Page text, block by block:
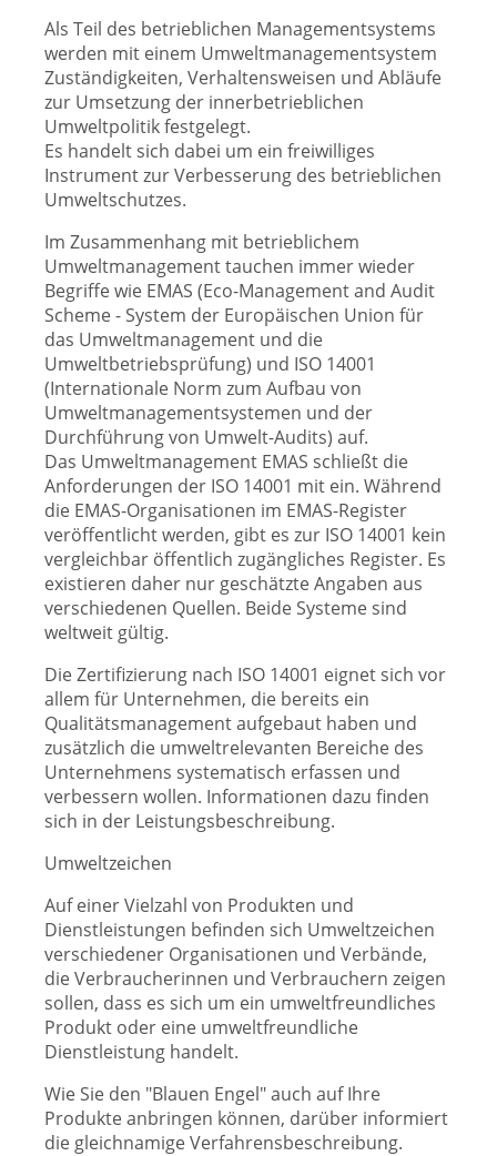
Als Teil des betrieblichen Managementsystems
werden mit einem Umweltmanagementsystem
Zuständigkeiten, Verhaltensweisen und Abläufe
zur Umsetzung der innerbetrieblichen
Umweltpolitik festgelegt.
Es handelt sich dabei um ein freiwilliges
Instrument zur Verbesserung des betrieblichen
Umweltschutzes.
Im Zusammenhang mit betrieblichem
Umweltmanagement tauchen immer wieder
Begriffe wie EMAS (Eco-Management and Audit
Scheme - System der Europäischen Union für
das Umweltmanagement und die
Umweltbetriebsprüfung) und ISO 14001
(Internationale Norm zum Aufbau von
Umweltmanagementsystemen und der
Durchführung von Umwelt-Audits) auf.
Das Umweltmanagement EMAS schließt die
Anforderungen der ISO 14001 mit ein. Während
die EMAS-Organisationen im EMAS-Register
veröffentlicht werden, gibt es zur ISO 14001 kein
vergleichbar öffentlich zugängliches Register. Es
existieren daher nur geschätzte Angaben aus
verschiedenen Quellen. Beide Systeme sind
weltweit gültig.
Die Zertifizierung nach ISO 14001 eignet sich vor
allem für Unternehmen, die bereits ein
Qualitätsmanagement aufgebaut haben und
zusätzlich die umweltrelevanten Bereiche des
Unternehmens systematisch erfassen und
verbessern wollen. Informationen dazu finden
sich in der Leistungsbeschreibung.
Umweltzeichen
Auf einer Vielzahl von Produkten und
Dienstleistungen befinden sich Umweltzeichen
verschiedener Organisationen und Verbände,
die Verbraucherinnen und Verbrauchern zeigen
sollen, dass es sich um ein umweltfreundliches
Produkt oder eine umweltfreundliche
Dienstleistung handelt.
Wie Sie den "Blauen Engel" auch auf Ihre
Produkte anbringen können, darüber informiert
die gleichnamige Verfahrensbeschreibung.